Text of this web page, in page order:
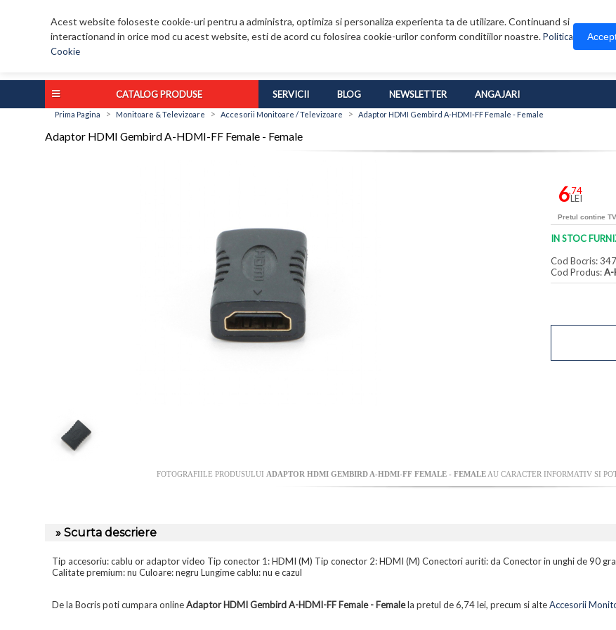
Acest website foloseste cookie-uri pentru a administra, optimiza si personaliza experienta ta de utilizare. Continuand si
interactionand in orice mod cu acest website, esti de acord cu folosirea cookie-urilor conform conditiilor noastre.Politica
Cookie
CATALOG PRODUSE SERVICII BLOG NEWSLETTER ANGAJARI
Prima Pagina > Monitoare & Televizoare > Accesorii Monitoare / Televizoare > Adaptor HDMI Gembird A-HDMI-FF Female - Female
Adaptor HDMI Gembird A-HDMI-FF Female - Female
6,74
LEI
Pretul contine
IN STOC
Cod Bocris:
Cod Produs:A-
FOTOGRAFIILE PRODUSULUI ADAPTOR HDMI GEMBIRD A-HDMI-FF FEMALE - FEMALEAU CARACTER INFORMATIV SI
» Scurta descriere
Tip accesoriu: cablu or adaptor video Tip conector 1: HDMI (M) Tip conector 2: HDMI (M) Conectori auriti: da Conector in unghi de 90
Calitate premium: nu Culoare: negru Lungime cablu: nu e cazul
De la Bocris poti cumpara onlineAdaptor HDMI Gembird A-HDMI-FF Female - Femalela pretul de 6,74 lei, precum si alteAccesorii